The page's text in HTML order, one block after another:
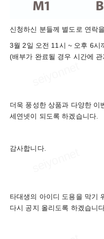
신청하신 분들께 별도로 연락
3월 2일 오전 11시 ~ 오후 6시
(배부가 완료될 경우 시간에
더욱 풍성한 상품과 다양한 이
세연넷이 되도록 하겠습니다.
감사합니다.
타대생의 아이디 도용을 막기
다시 공지 올리도록 하겠습니